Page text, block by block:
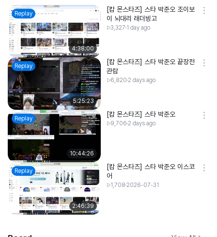
Replay
4:38:00
[캄 몬스타즈] 스타 박준오 조이보
이 뇌대리 래더빙고
3,327 1 day ago
Replay
5:25:23
[캄 몬스타즈] 스타 박준오 끝장전
관람
6,820 2 days ago
Replay
10:44:26
[캄 몬스타즈] 스타 박준오
9,706 2 days ago
Replay
2:46:39
[캄 몬스타즈] 스타 박준오 이스코
어
1,708 2026-07-31